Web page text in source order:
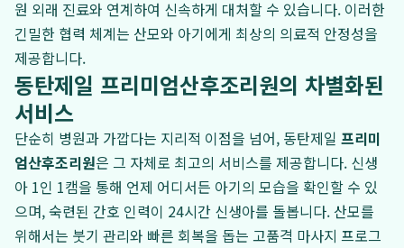
원 외래 진료와 연계하여 신속하게 대처할 수 있습니다. 이러한
긴밀한 협력 체계는 산모와 아기에게 최상의 의료적 안정성을
제공합니다.
동탄제일 프리미엄산후조리원의 차별화된
서비스
단순히 병원과 가깝다는 지리적 이점을 넘어, 동탄제일 프리미
엄산후조리원은 그 자체로 최고의 서비스를 제공합니다. 신생
아 1인 1캠을 통해 언제 어디서든 아기의 모습을 확인할 수 있
으며, 숙련된 간호 인력이 24시간 신생아를 돌봅니다. 산모를
위해서는 붓기 관리와 빠른 회복을 돕는 고품격 마사지 프로그